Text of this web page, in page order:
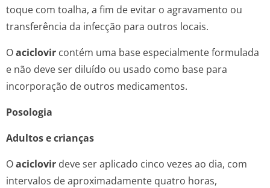
toque com toalha, a fim de evitar o agravamento ou
transferência da infecção para outros locais.
Oaciclovir contém uma base especialmente formulada
e não deve ser diluído ou usado como base para
incorporação de outros medicamentos.
Posologia
Adultos e crianças
Oaciclovir deve ser aplicado cinco vezes ao dia, com
intervalos de aproximadamente quatro horas,